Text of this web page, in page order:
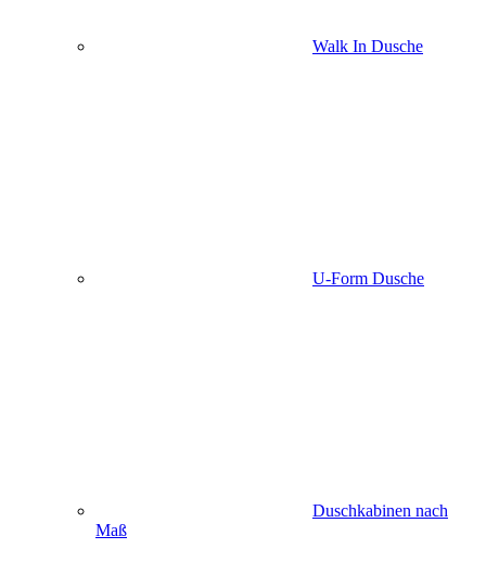
Walk In Dusche
U-Form Dusche
Duschkabinen nach
Maß